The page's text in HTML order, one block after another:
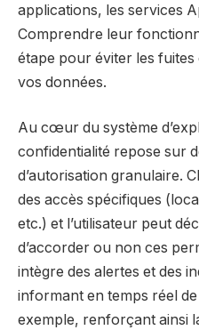
applications, les services
Comprendre leur
étape pour éviter les fuites
vos données.
Au cœur du système
confidentialité repose sur
d’autorisation granulaire.
des accès spécifiques
etc.) et l’utilisateur peut
d’accorder ou non ces
intègre des alertes et des
informant en temps réel
exemple, renforçant ainsi